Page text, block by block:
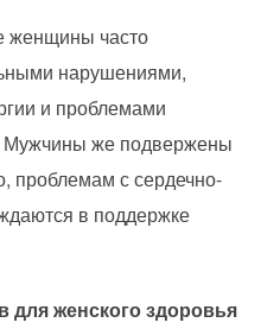
часто
нарушениями,
и проблемами
Мужчины же подвержены
проблемам с сердечно-
в поддержке
для женского здоровья